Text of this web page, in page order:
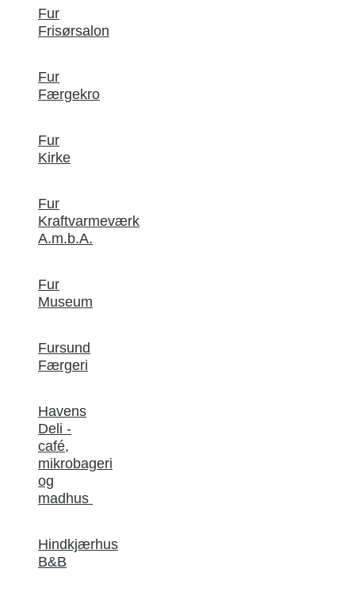
Fur
Frisørsalon
Fur
Færgekro
Fur
Kirke
Fur
Kraftvarmeværk
A.m.b.A.
Fur
Museum
Fursund
Færgeri
Havens
Deli -
café,
mikrobageri
og
madhus
Hindkjærhus
B&B